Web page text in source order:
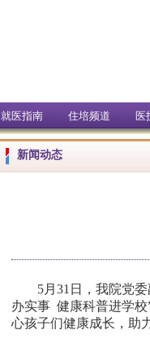
就医指南 住培频道 医
新闻动态
5月31日，我院党委
办实事 健康科普进学
心孩子们健康成长，助